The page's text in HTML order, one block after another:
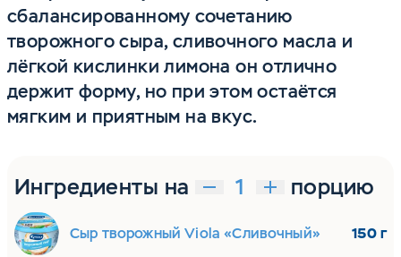
сбалансированному сочетанию
творожного сыра, сливочного масла и
лёгкой кислинки лимона он отлично
держит форму, но при этом остаётся
мягким и приятным на вкус.
Ингредиенты на порцию
Сыр творожный Viola «Сливочный» 150 г